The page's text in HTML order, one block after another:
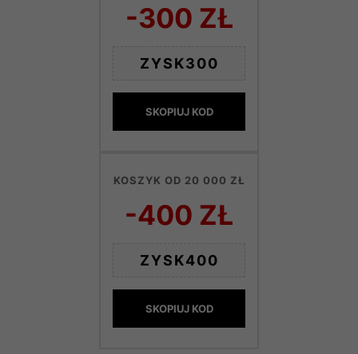
-300 ZŁ
ZYSK300
SKOPIUJ KOD
KOSZYK OD 20 000 ZŁ
-400 ZŁ
ZYSK400
SKOPIUJ KOD